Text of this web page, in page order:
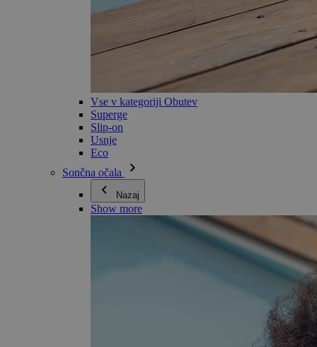
Vse v kategoriji Obutev
Superge
Slip-on
Usnje
Eco
Sončna očala
Nazaj
Show more